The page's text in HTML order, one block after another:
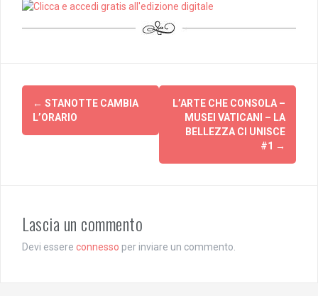
Post
navigation
← STANOTTE CAMBIA
L’ORARIO
L’ARTE CHE CONSOLA –
MUSEI VATICANI – LA
BELLEZZA CI UNISCE
#1 →
Lascia un commento
Devi essere connesso per inviare un commento.